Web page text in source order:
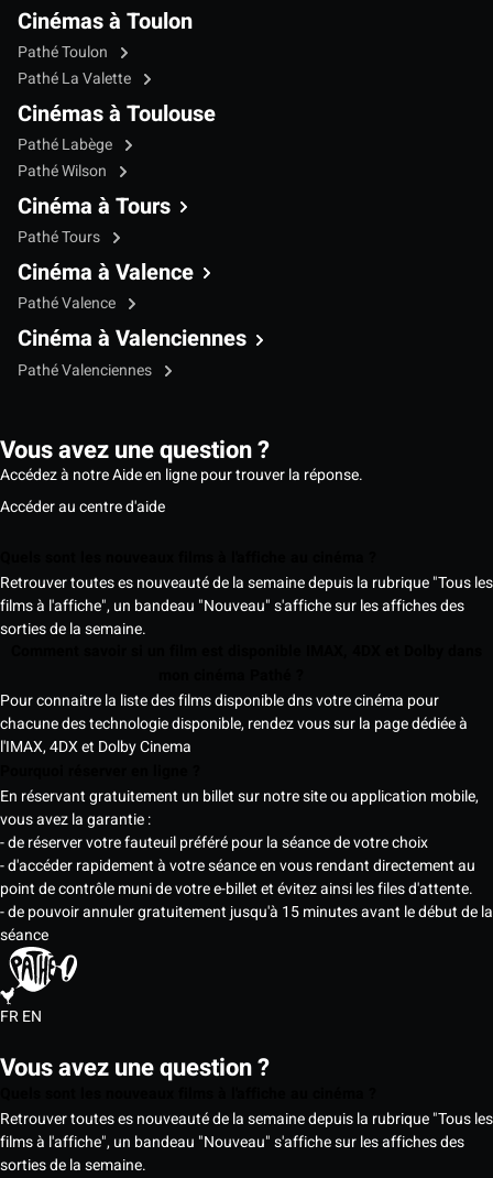
Cinémas à Toulon
Pathé Toulon
Pathé La Valette
Cinémas à Toulouse
Pathé Labège
Pathé Wilson
Cinéma à Tours
Pathé Tours
Cinéma à Valence
Pathé Valence
Cinéma à Valenciennes
Pathé Valenciennes
Vous avez une question ?
Accédez à notre Aide en ligne pour trouver la réponse.
Accéder au centre d'aide
Retrouver toutes es nouveauté de la semaine depuis la rubrique "Tous les
films à l'affiche", un bandeau "Nouveau" s'affiche sur les affiches des
sorties de la semaine.
Pour connaitre la liste des films disponible dns votre cinéma pour
chacune des technologie disponible, rendez vous sur la page dédiée à
l'IMAX, 4DX et Dolby Cinema
En réservant gratuitement un billet sur notre site ou application mobile,
vous avez la garantie :
- de réserver votre fauteuil préféré pour la séance de votre choix
- d'accéder rapidement à votre séance en vous rendant directement au
point de contrôle muni de votre e-billet et évitez ainsi les files d'attente.
- de pouvoir annuler gratuitement jusqu'à 15 minutes avant le début de la
séance
FREN
Vous avez une question ?
Retrouver toutes es nouveauté de la semaine depuis la rubrique "Tous les
films à l'affiche", un bandeau "Nouveau" s'affiche sur les affiches des
sorties de la semaine.